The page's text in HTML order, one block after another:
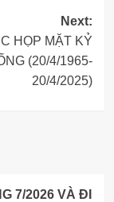
Next:
HỌP MẶT KỶ
(20/4/1965-
20/4/2025)
7/2026 VÀ ĐI